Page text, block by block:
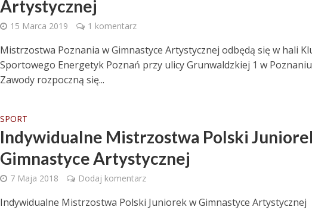
Artystycznej
15 Marca 2019 1 komentarz
Mistrzostwa Poznania w Gimnastyce Artystycznej odbędą się w hali
Sportowego Energetyk Poznań przy ulicy Grunwaldzkiej 1 w
Zawody rozpoczną się...
SPORT
Indywidualne Mistrzostwa Polski
Gimnastyce Artystycznej
7 Maja 2018 Dodaj komentarz
Indywidualne Mistrzostwa Polski Juniorek w Gimnastyce Artystycznej